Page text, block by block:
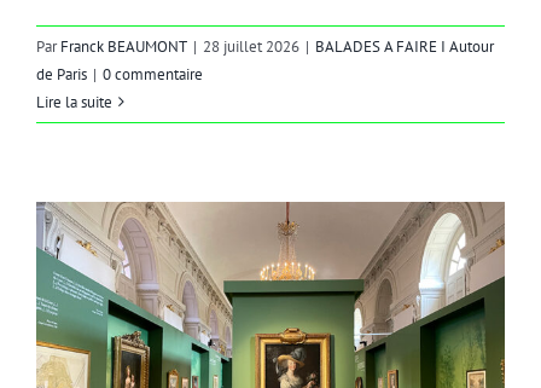
ParFranck BEAUMONT | 28 juillet 2026 | BALADES A FAIRE I Autour
de Paris | 0 commentaire
Lire la suite